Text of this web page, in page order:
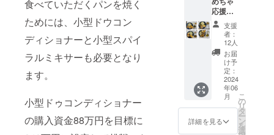
食べていただくパンを焼く
ためには、小型ドウコン
ディショナーと小型スパイ
ラルミキサーも必要となり
ます。
小型ドゥコンディショナー
の購入資金88万円を目標に
をホー
ムペー
ジに掲
載いた
しま
す。支
援時、
必ず備
考欄に
掲載を
希望さ
れるお
名前を
す。※備
考欄に
掲載を
希望さ
れるお
名前を
ご記入
くださ
い。
ホーム
ページ
掲載期
間は５
応援し
てラン
チがで
きるプ
ラン
30,000
円...心を
こめた
お礼の
メール
と「パ
ンdeヒ
ロオ
支援
者：
12人
お届
け予
定：
2024
年06
月
詳細を見る
こ
の
リ
タ
ー
ン
を
選